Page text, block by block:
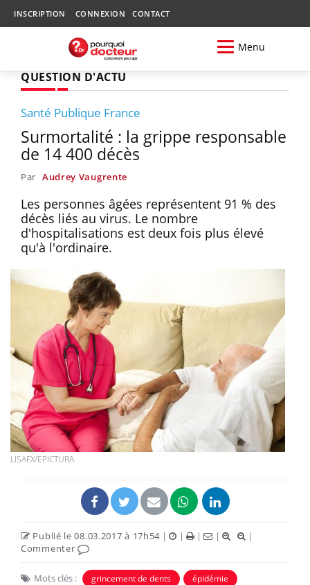
INSCRIPTION CONNEXION CONTACT
Menu
QUESTION D'ACTU
Santé Publique France
Surmortalité : la grippe responsable
de 14 400 décès
Par Audrey Vaugrente
Les personnes âgées représentent 91 % des
décès liés au virus. Le nombre
d'hospitalisations est deux fois plus élevé
qu'à l'ordinaire.
LISAFX/EPICTURA
Publié le 08.03.2017 à 17h54 | | | |
|
Commenter
Mots clés : grincement de dents
épidémie